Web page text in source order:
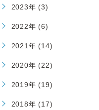
2023年 (3)
2022年 (6)
2021年 (14)
2020年 (22)
2019年 (19)
2018年 (17)